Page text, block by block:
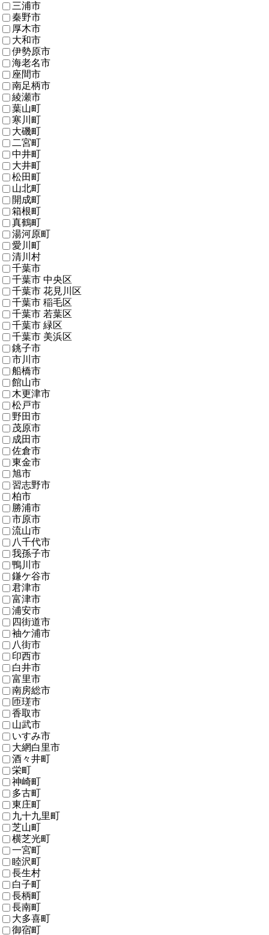
三浦市
秦野市
厚木市
大和市
伊勢原市
海老名市
座間市
南足柄市
綾瀬市
葉山町
寒川町
大磯町
二宮町
中井町
大井町
松田町
山北町
開成町
箱根町
真鶴町
湯河原町
愛川町
清川村
千葉市
千葉市 中央区
千葉市 花見川区
千葉市 稲毛区
千葉市 若葉区
千葉市 緑区
千葉市 美浜区
銚子市
市川市
船橋市
館山市
木更津市
松戸市
野田市
茂原市
成田市
佐倉市
東金市
旭市
習志野市
柏市
勝浦市
市原市
流山市
八千代市
我孫子市
鴨川市
鎌ケ谷市
君津市
富津市
浦安市
四街道市
袖ケ浦市
八街市
印西市
白井市
富里市
南房総市
匝瑳市
香取市
山武市
いすみ市
大網白里市
酒々井町
栄町
神崎町
多古町
東庄町
九十九里町
芝山町
横芝光町
一宮町
睦沢町
長生村
白子町
長柄町
長南町
大多喜町
御宿町